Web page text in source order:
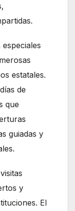
estatales.
de
que
guiadas y
y
El